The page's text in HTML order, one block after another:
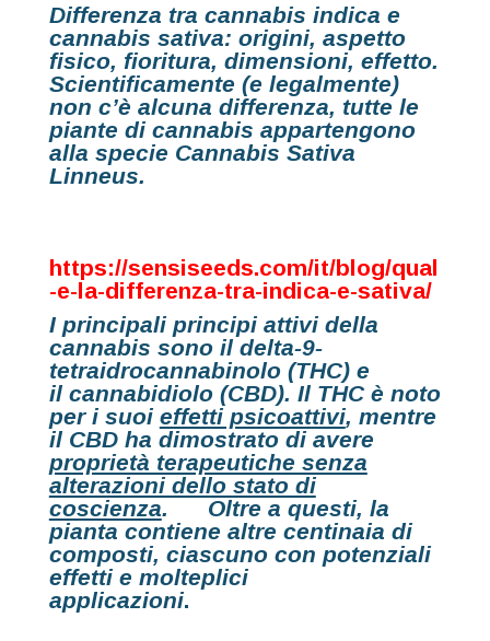
Differenza tra cannabis indica e
cannabis sativa: origini, aspetto
fisico, fioritura, dimensioni, effetto.
Scientificamente (e legalmente)
non c’è alcuna differenza, tutte le
piante di cannabis appartengono
alla specie Cannabis Sativa
Linneus.
https://sensiseeds.com/it/blog/qual
-e-la-differenza-tra-indica-e-sativa/
I principali principi attivi della
cannabis sono il delta-9-
tetraidrocannabinolo (THC)e
il cannabidiolo (CBD). Il THC è noto
per i suoi effetti psicoattivi, mentre
il CBD ha dimostrato di avere
proprietà terapeutiche senza
alterazioni dello stato di
coscienza. Oltre a questi, la
pianta contiene altre centinaia di
composti, ciascuno con potenziali
effetti e molteplici
applicazioni.